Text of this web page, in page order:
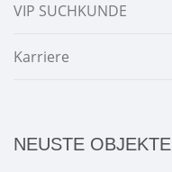
VIP SUCHKUNDE
Karriere
NEUSTE OBJEKTE